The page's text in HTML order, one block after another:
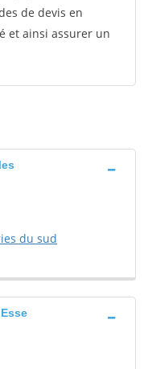
de devis en
et ainsi assurer un
du sud